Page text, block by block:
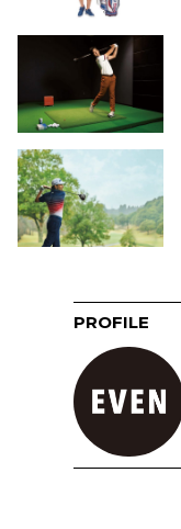
PROFILE